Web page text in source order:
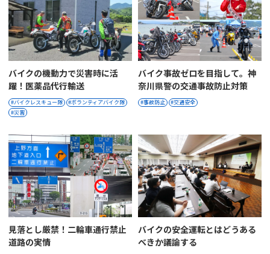
バイクの機動力で災害時に活
躍！医薬品代行輸送
バイクレスキュー隊
ボランティアバイク隊
災害
バイク事故ゼロを目指して。神
奈川県警の交通事故防止対策
事故防止 交通安全
見落とし厳禁！二輪車通行禁止
道路の実情
バイクの安全運転とはどうある
べきか議論する